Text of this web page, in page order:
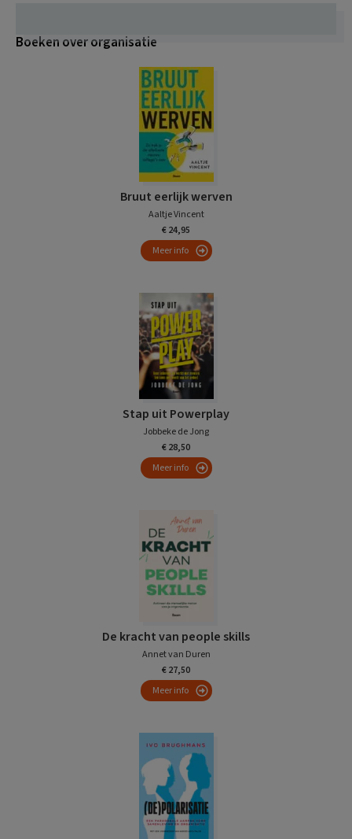
Boeken over organisatie
Bruut eerlijk werven
Aaltje Vincent
€ 24,95
Meer info
Stap uit Powerplay
Jobbeke de Jong
€ 28,50
Meer info
De kracht van people skills
Annet van Duren
€ 27,50
Meer info